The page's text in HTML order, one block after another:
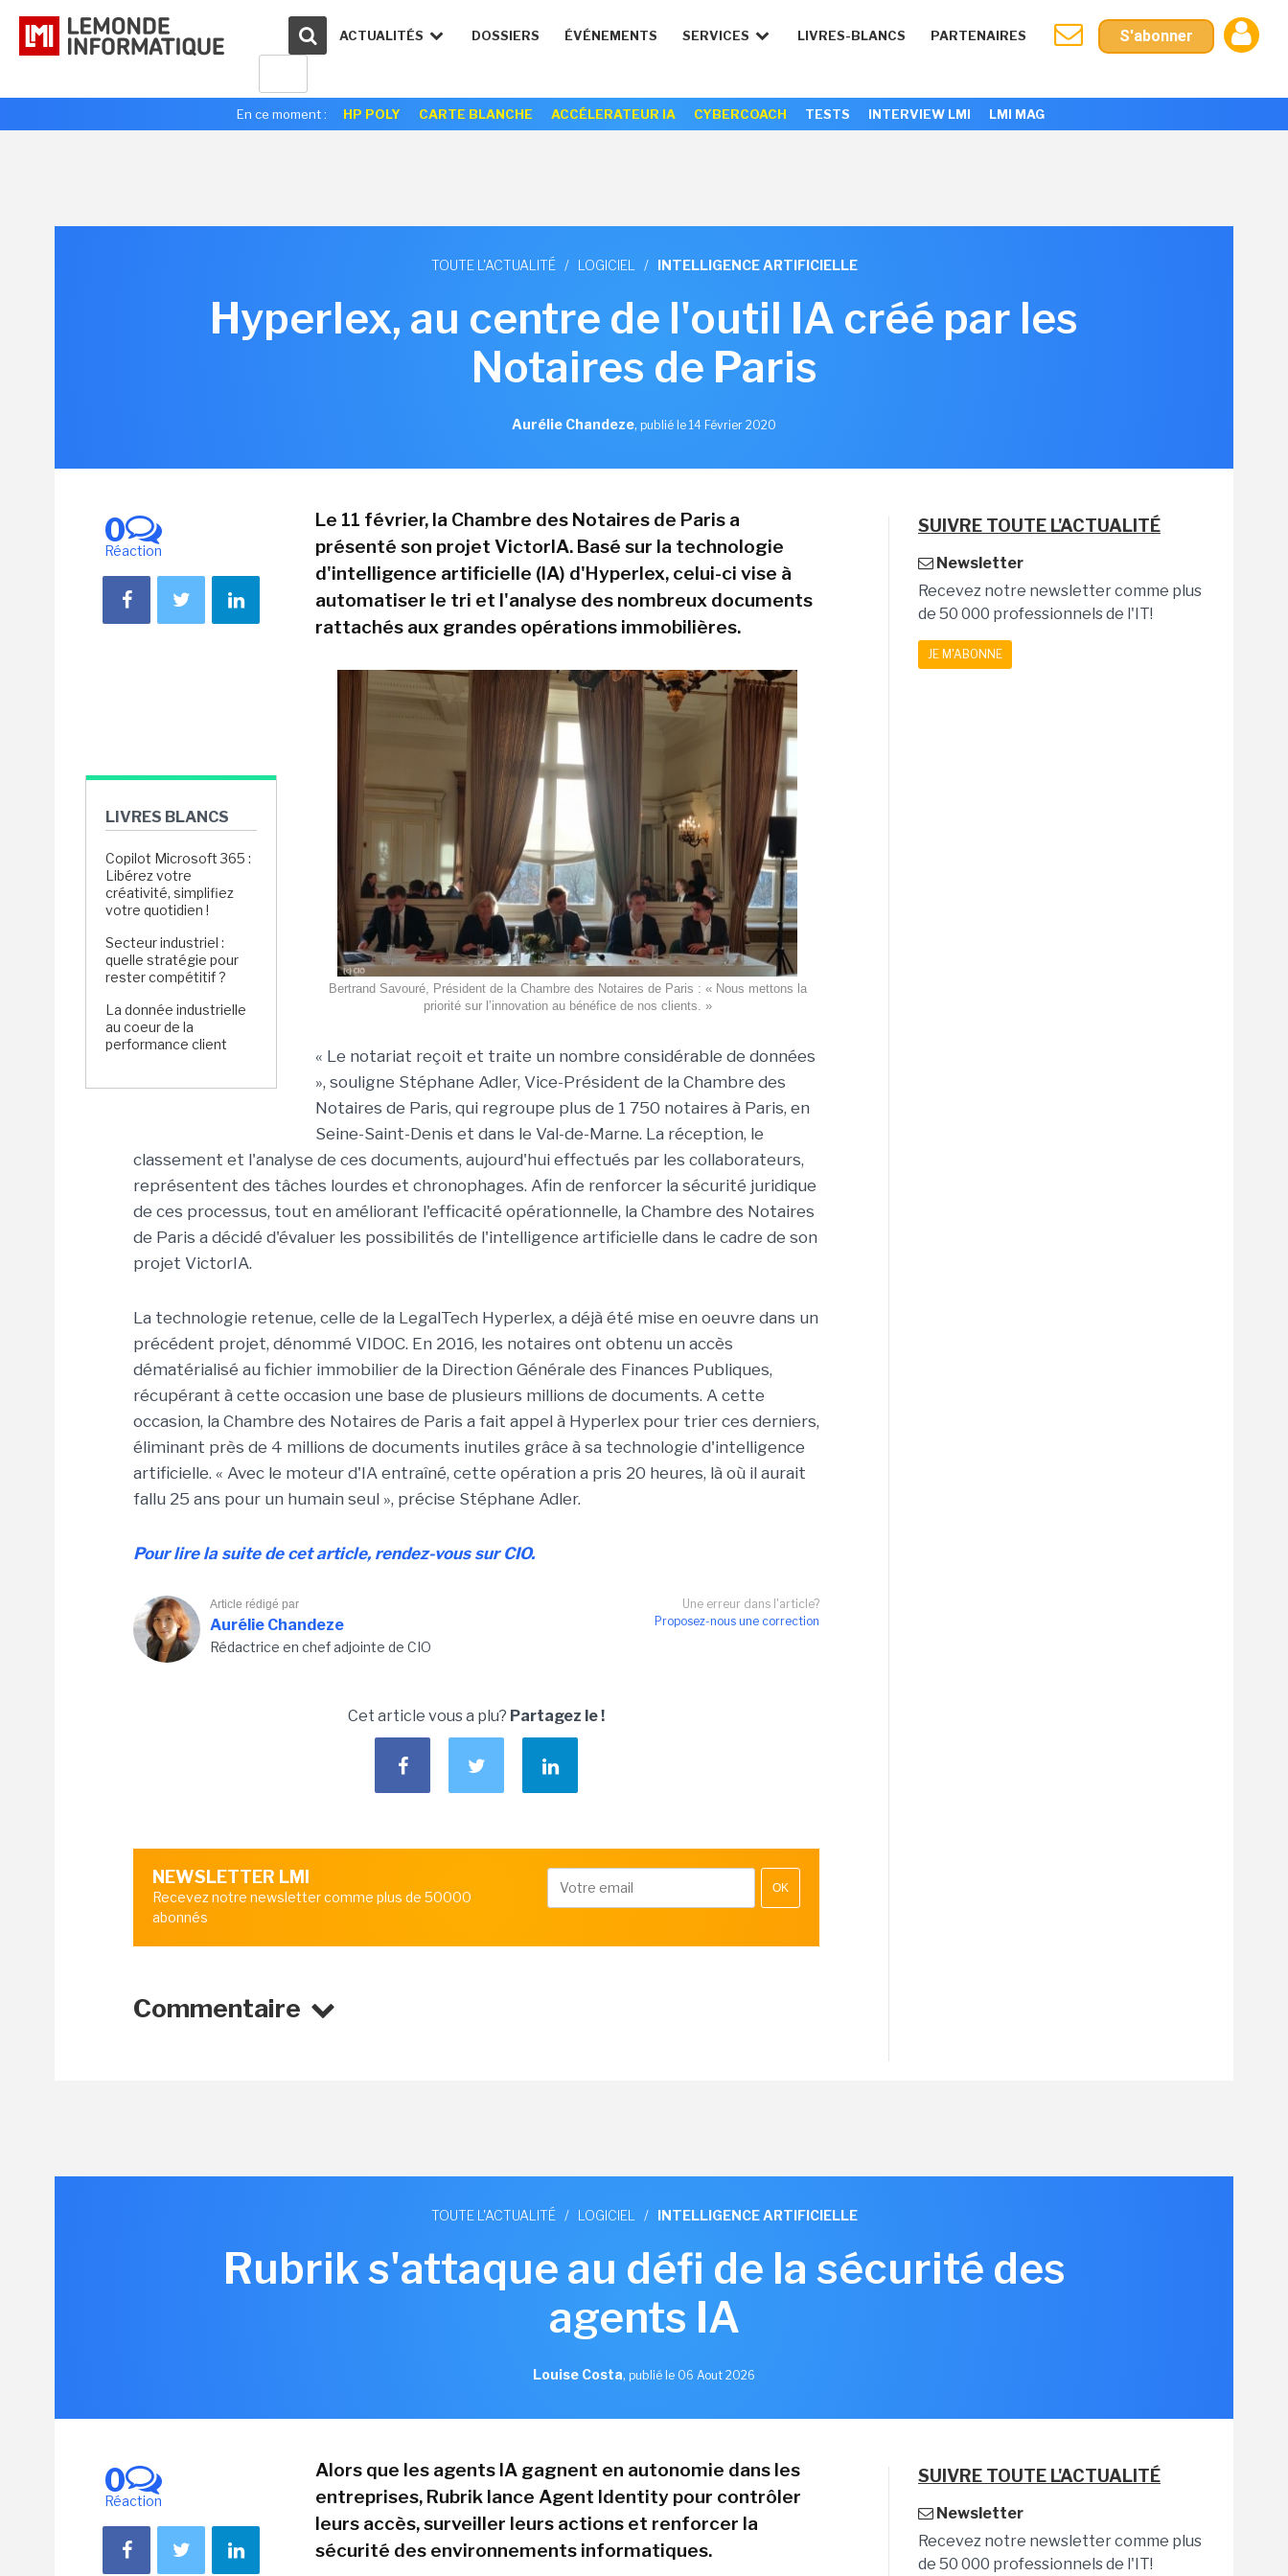
ACTUALITÉS DOSSIERS ÉVÉNEMENTS SERVICES LIVRES-BLANCS PARTENAIRES S'abonner
En ce moment : HP POLY CARTE BLANCHE ACCÉLERATEUR IA CYBERCOACH TESTS INTERVIEW LMI LMI MAG
TOUTE L'ACTUALITÉ / LOGICIEL / INTELLIGENCE ARTIFICIELLE
Hyperlex, au centre de l'outil IA créé par les
Notaires de Paris
Aurélie Chandeze, publié le 14 Février 2020
0
Réaction
LIVRES BLANCS
Copilot Microsoft 365 :
Libérez votre
créativité, simplifiez
votre quotidien !
Secteur industriel :
quelle stratégie pour
rester compétitif ?
La donnée industrielle
au coeur de la
performance client
Le 11 février, la Chambre des Notaires de Paris a
présenté son projet VictorIA. Basé sur la technologie
d'intelligence artificielle (IA) d'Hyperlex, celui-ci vise à
automatiser le tri et l'analyse des nombreux documents
rattachés aux grandes opérations immobilières.
Bertrand Savouré, Président de la Chambre des Notaires de Paris : « Nous mettons la
priorité sur l’innovation au bénéfice de nos clients. »
« Le notariat reçoit et traite un nombre considérable de données
», souligne Stéphane Adler, Vice-Président de la Chambre des
Notaires de Paris, qui regroupe plus de 1 750 notaires à Paris, en
Seine-Saint-Denis et dans le Val-de-Marne. La réception, le
classement et l'analyse de ces documents, aujourd'hui effectués par les collaborateurs,
représentent des tâches lourdes et chronophages. Afin de renforcer la sécurité juridique
de ces processus, tout en améliorant l'efficacité opérationnelle, la Chambre des Notaires
de Paris a décidé d'évaluer les possibilités de l'intelligence artificielle dans le cadre de son
projet VictorIA.
La technologie retenue, celle de la LegalTech Hyperlex, a déjà été mise en oeuvre dans un
précédent projet, dénommé VIDOC. En 2016, les notaires ont obtenu un accès
dématérialisé au fichier immobilier de la Direction Générale des Finances Publiques,
récupérant à cette occasion une base de plusieurs millions de documents. A cette
occasion, la Chambre des Notaires de Paris a fait appel à Hyperlex pour trier ces derniers,
éliminant près de 4 millions de documents inutiles grâce à sa technologie d'intelligence
artificielle. « Avec le moteur d'IA entraîné, cette opération a pris 20 heures, là où il aurait
fallu 25 ans pour un humain seul », précise Stéphane Adler.
Pour lire la suite de cet article, rendez-vous sur CIO.
Une erreur dans l'article?
Proposez-nous une correction
Article rédigé par
Aurélie Chandeze
Rédactrice en chef adjointe de CIO
Cet article vous a plu? Partagez le !
NEWSLETTER LMI
Recevez notre newsletter comme plus de 50000
abonnés
OK
Commentaire
SUIVRE TOUTE L'ACTUALITÉ
Newsletter
Recevez notre newsletter comme plus
de 50 000 professionnels de l'IT!
JE M'ABONNE
TOUTE L'ACTUALITÉ / LOGICIEL / INTELLIGENCE ARTIFICIELLE
Rubrik s'attaque au défi de la sécurité des
agents IA
Louise Costa, publié le 06 Aout 2026
0
Réaction
Alors que les agents IA gagnent en autonomie dans les
entreprises, Rubrik lance Agent Identity pour contrôler
leurs accès, surveiller leurs actions et renforcer la
sécurité des environnements informatiques.
SUIVRE TOUTE L'ACTUALITÉ
Newsletter
Recevez notre newsletter comme plus
de 50 000 professionnels de l'IT!